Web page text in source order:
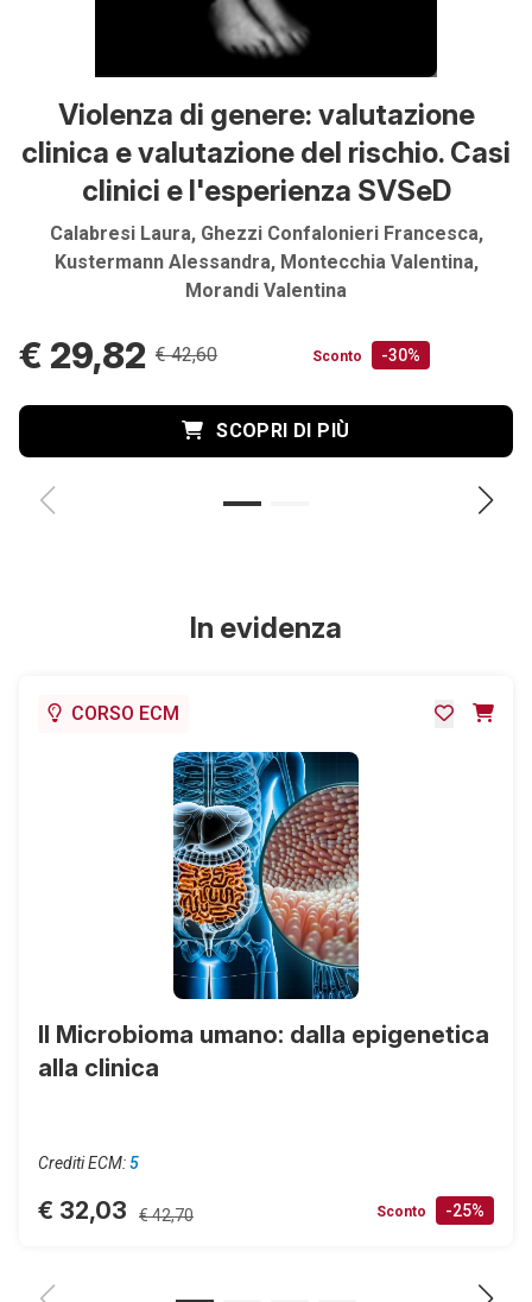
Violenza di genere: valutazione
clinica e valutazione del rischio. Casi
clinici e l'esperienza SVSeD
Calabresi Laura, Ghezzi Confalonieri Francesca,
Kustermann Alessandra, Montecchia Valentina,
Morandi Valentina
€ 29,82 € 42,60 Sconto -30%
SCOPRI DI PIÙ
In evidenza
CORSO ECM
Il Microbioma umano: dalla epigenetica
alla clinica
Crediti ECM:5
€ 32,03 € 42,70 Sconto -25%